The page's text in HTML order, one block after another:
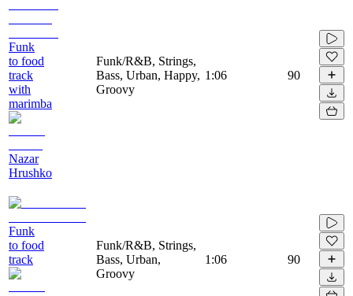
Funk
to food
track
with
marimba
Nazar
Hrushko
Funk/R&B, Strings,
Bass, Urban, Happy,
Groovy
1:06 90
Funk
to food
track
Funk/R&B, Strings,
Bass, Urban,
Groovy
1:06 90